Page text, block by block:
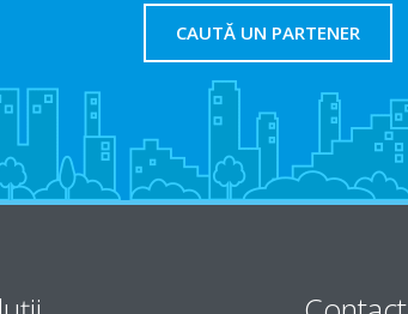
CAUTĂ UN PARTENER